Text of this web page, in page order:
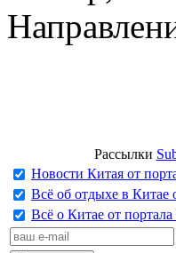
Рассылки
Новости Китая от
Всё об отдыхе в Китае
Всё о Китае от